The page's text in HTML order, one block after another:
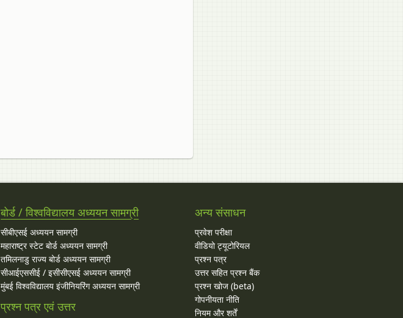
बोर्ड / विश्वविद्यालय अध्ययन सामग्री
सीबीएसई अध्ययन सामग्री
महाराष्ट्र स्टेट बोर्ड अध्ययन सामग्री
तमिलनाडु राज्य बोर्ड अध्ययन सामग्री
सीआईएससीई / इसीसीएसई अध्ययन सामग्री
मुंबई विश्वविद्यालय इंजीनियरिंग अध्ययन सामग्री
प्रश्न पत्र एवं उत्तर
अन्य संसाधन
प्रवेश परीक्षा
वीडियो ट्यूटोरियल
प्रश्न पत्र
उत्तर सहित प्रश्न बैंक
प्रश्न खोज (beta)
गोपनीयता नीति
नियम और शर्तें